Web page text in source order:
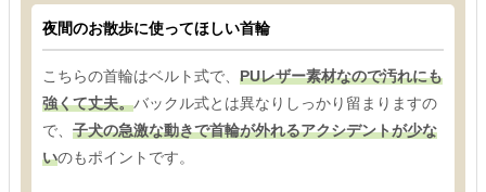
夜間のお散歩に使ってほしい首輪
こちらの首輪はベルト式で、 PUレザー素材なので汚れにも
強くて丈夫。バックル式とは異なりしっかり留まりますの
で、 子犬の急激な動きで首輪が外れるアクシデントが少な
いのもポイントです。